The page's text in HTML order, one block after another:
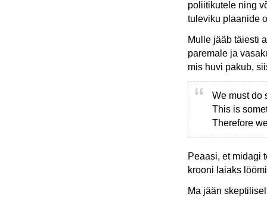
poliitikutele ning
tuleviku plaanide
Mulle jääb täiesti
paremale ja
mis huvi pakub,
We must do
This is
Therefore
Peaasi, et midagi
krooni laiaks
Ma jään